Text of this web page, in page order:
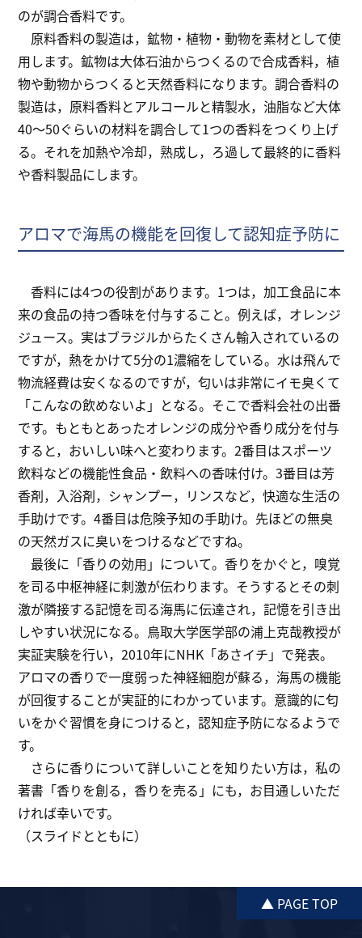
のが調合香料です。
原料香料の製造は，鉱物・植物・動物を素材として使
用します。鉱物は大体石油からつくるので合成香料，植
物や動物からつくると天然香料になります。調合香料の
製造は，原料香料とアルコールと精製水，油脂など大体
40～50ぐらいの材料を調合して1つの香料をつくり上げ
る。それを加熱や冷却，熟成し，ろ過して最終的に香料
や香料製品にします。
アロマで海馬の機能を回復して認知症予防に
香料には4つの役割があります。1つは，加工食品に本
来の食品の持つ香味を付与すること。例えば，オレンジ
ジュース。実はブラジルからたくさん輸入されているの
ですが，熱をかけて5分の1濃縮をしている。水は飛んで
物流経費は安くなるのですが，匂いは非常にイモ臭くて
「こんなの飲めないよ」となる。そこで香料会社の出番
です。もともとあったオレンジの成分や香り成分を付与
すると，おいしい味へと変わります。2番目はスポーツ
飲料などの機能性食品・飲料への香味付け。3番目は芳
香剤，入浴剤，シャンプー，リンスなど，快適な生活の
手助けです。4番目は危険予知の手助け。先ほどの無臭
の天然ガスに臭いをつけるなどですね。
最後に「香りの効用」について。香りをかぐと，嗅覚
を司る中枢神経に刺激が伝わります。そうするとその刺
激が隣接する記憶を司る海馬に伝達され，記憶を引き出
しやすい状況になる。鳥取大学医学部の浦上克哉教授が
実証実験を行い，2010年にNHK「あさイチ」で発表。
アロマの香りで一度弱った神経細胞が蘇る，海馬の機能
が回復することが実証的にわかっています。意識的に匂
いをかぐ習慣を身につけると，認知症予防になるようで
す。
さらに香りについて詳しいことを知りたい方は，私の
著書「香りを創る，香りを売る」にも，お目通しいただ
ければ幸いです。
（スライドとともに）
▲ PAGE TOP